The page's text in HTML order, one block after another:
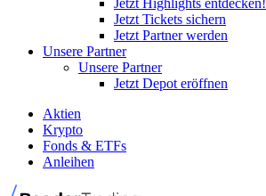
Jetzt Highlights entdecken!
Jetzt Tickets sichern
Jetzt Partner werden
Unsere Partner
Unsere Partner
Jetzt Depot eröffnen
Aktien
Krypto
Fonds & ETFs
Anleihen